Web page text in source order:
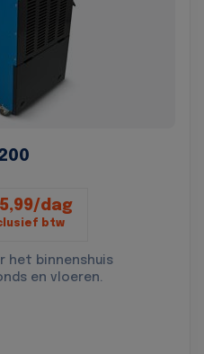
dag
btw
het binnenshuis
en vloeren.